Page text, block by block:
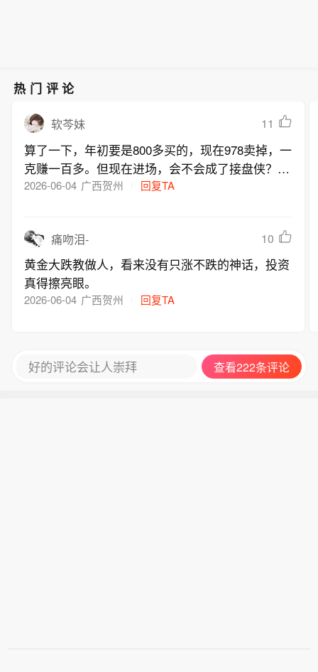
热门评论
软芩妹 11
算了一下，年初要是800多买的，现在978卖掉，一
克赚一百多。但现在进场，会不会成了接盘侠？菜
百店员说买的人少了一大半，看来大家都在观望
2026-06-04 广西贺州 回复TA
痛吻泪- 10
黄金大跌教做人，看来没有只涨不跌的神话，投资
真得擦亮眼。
2026-06-04 广西贺州 回复TA
好的评论会让人崇拜 查看222条评论